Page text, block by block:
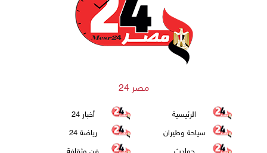
مصر 24
الرئيسية
أخبار 24
سياحة وطيران
رياضة 24
حوادث
فن وثقافة